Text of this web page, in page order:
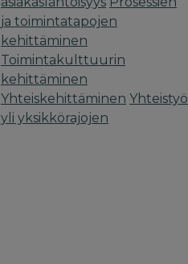
ja toimintatapojen
kehittäminen
Toimintakulttuurin
kehittäminen
Yhteiskehittäminen Yhteistyö
yli yksikkörajojen